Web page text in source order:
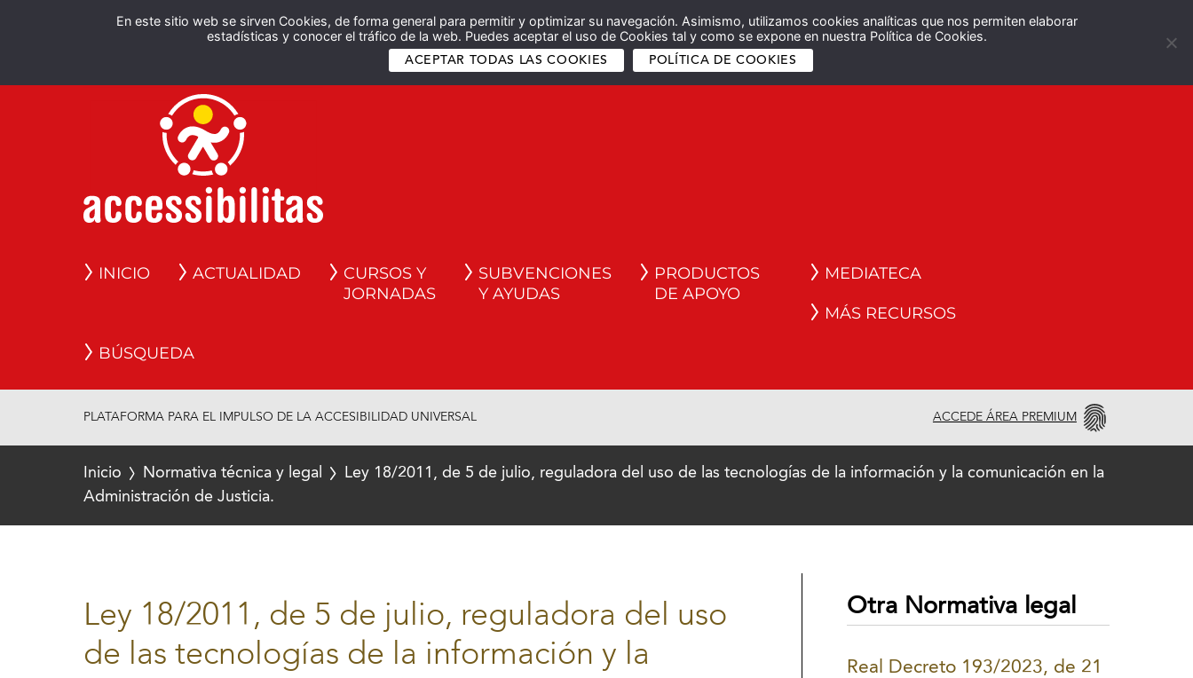
En este sitio web se sirven Cookies, de forma general para permitir y optimizar su navegación. Asimismo, utilizamos cookies analíticas que nos permiten elaborar
estadísticas y conocer el tráfico de la web. Puedes aceptar el uso de Cookies tal y como se expone en nuestra Política de Cookies.
ACEPTAR TODAS LAS COOKIES POLÍTICA DE COOKIES
Español English
INICIO ACTUALIDAD
CURSOS Y
JORNADAS
SUBVENCIONES
Y AYUDAS
PRODUCTOS
DE APOYO
MEDIATECA
MÁS RECURSOS
BÚSQUEDA
PLATAFORMA PARA EL IMPULSO DE LA ACCESIBILIDAD UNIVERSAL ACCEDE ÁREA PREMIUM
Inicio Normativa técnica y legal
Ley 18/2011, de 5 de julio, reguladora del uso de las tecnologías de la información y la comunicación en la
Administración de Justicia.
Ley 18/2011, de 5 de julio, reguladora del uso
de las tecnologías de la información y la
Otra Normativa legal
Real Decreto 193/2023, de 21